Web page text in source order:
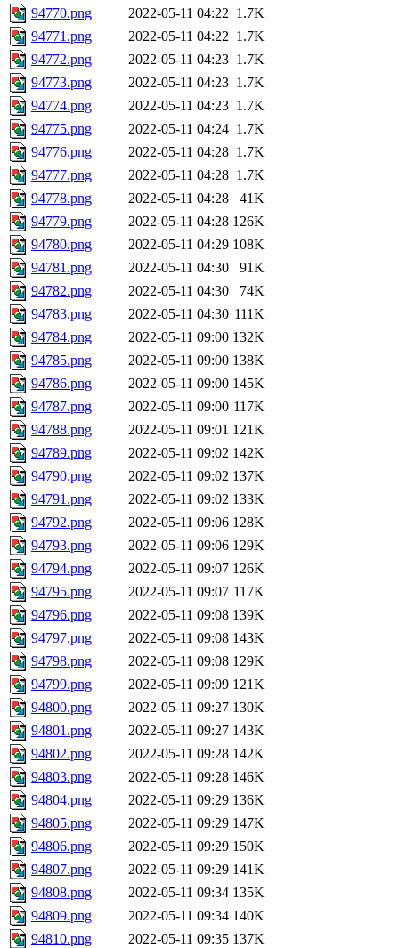
94770.png
2022-05-11 04:22 1.7K
94771.png
2022-05-11 04:22 1.7K
94772.png
2022-05-11 04:23 1.7K
94773.png
2022-05-11 04:23 1.7K
94774.png
2022-05-11 04:23 1.7K
94775.png
2022-05-11 04:24 1.7K
94776.png
2022-05-11 04:28 1.7K
94777.png
2022-05-11 04:28 1.7K
94778.png
2022-05-11 04:28
41K
94779.png
2022-05-11 04:28 126K
94780.png
2022-05-11 04:29 108K
94781.png
2022-05-11 04:30
91K
94782.png
2022-05-11 04:30
74K
94783.png
2022-05-11 04:30 111K
94784.png
2022-05-11 09:00 132K
94785.png
2022-05-11 09:00 138K
94786.png
2022-05-11 09:00 145K
94787.png
2022-05-11 09:00 117K
94788.png
2022-05-11 09:01 121K
94789.png
2022-05-11 09:02 142K
94790.png
2022-05-11 09:02 137K
94791.png
2022-05-11 09:02 133K
94792.png
2022-05-11 09:06 128K
94793.png
2022-05-11 09:06 129K
94794.png
2022-05-11 09:07 126K
94795.png
2022-05-11 09:07 117K
94796.png
2022-05-11 09:08 139K
94797.png
2022-05-11 09:08 143K
94798.png
2022-05-11 09:08 129K
94799.png
2022-05-11 09:09 121K
94800.png
2022-05-11 09:27 130K
94801.png
2022-05-11 09:27 143K
94802.png
2022-05-11 09:28 142K
94803.png
2022-05-11 09:28 146K
94804.png
2022-05-11 09:29 136K
94805.png
2022-05-11 09:29 147K
94806.png
2022-05-11 09:29 150K
94807.png
2022-05-11 09:29 141K
94808.png
2022-05-11 09:34 135K
94809.png
2022-05-11 09:34 140K
94810.png
2022-05-11 09:35 137K